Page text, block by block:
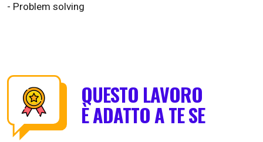
- Problem solving
QUESTO LAVORO
È ADATTO A TE SE